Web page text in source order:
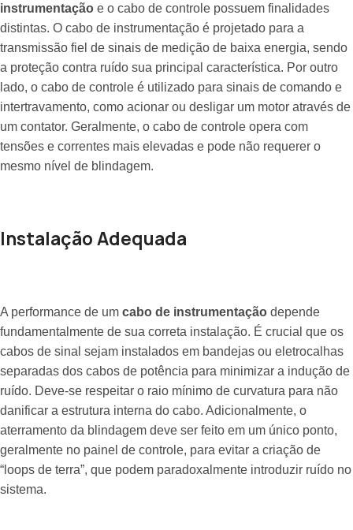
instrumentação e o cabo de controle possuem finalidades
distintas. O cabo de instrumentação é projetado para a
transmissão fiel de sinais de medição de baixa energia, sendo
a proteção contra ruído sua principal característica. Por outro
lado, o cabo de controle é utilizado para sinais de comando e
intertravamento, como acionar ou desligar um motor através de
um contator. Geralmente, o cabo de controle opera com
tensões e correntes mais elevadas e pode não requerer o
mesmo nível de blindagem.
Instalação Adequada
A performance de um cabo de instrumentação depende
fundamentalmente de sua correta instalação. É crucial que os
cabos de sinal sejam instalados em bandejas ou eletrocalhas
separadas dos cabos de potência para minimizar a indução de
ruído. Deve-se respeitar o raio mínimo de curvatura para não
danificar a estrutura interna do cabo. Adicionalmente, o
aterramento da blindagem deve ser feito em um único ponto,
geralmente no painel de controle, para evitar a criação de
“loops de terra”, que podem paradoxalmente introduzir ruído no
sistema.